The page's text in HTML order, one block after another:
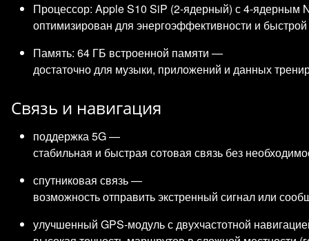
Процессор: Apple S10 SiP (2‑ядерный) с 4‑ядерным
оптимизирован для энергоэффективности и
Память: 64 ГБ встроенной памяти —
достаточно для музыки, приложений и данных
Связь и навигация
поддержка 5G —
стабильная и быстрая сотовая связь без
спутниковая связь —
возможность отправить экстренный сигнал или
улучшенный GPS‑модуль с двухчастотной